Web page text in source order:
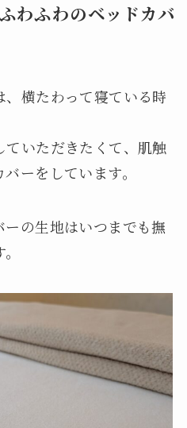
わふわのベッドカバ
横たわって寝ている時
いただきたくて、肌触
ーをしています。
の生地はいつまでも撫